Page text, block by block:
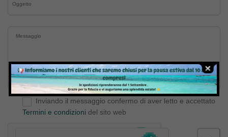
Inviando il messaggio confermo di aver letto e accettato
Termini e condizioni del sito web